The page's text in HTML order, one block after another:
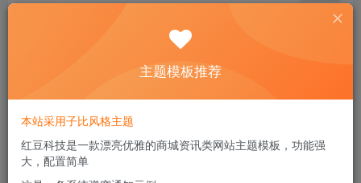
此内容为付费资源，请付费后查看
￥9.9
您当前未登录！建议登陆后购买，可保存购买订单
主题模板推荐
本站采用子比风格主题
红豆科技是一款漂亮优雅的商城资讯类网站主题模板，功能强
大，配置简单